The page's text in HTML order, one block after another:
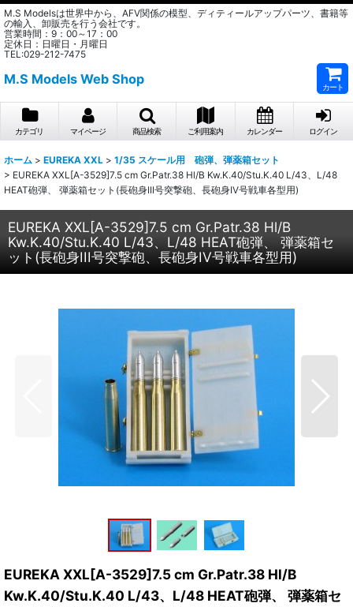
M.S Modelsは世界中から、AFV関係の模型、ディティールアップパーツ、書籍等
の輸入、卸販売を行う会社です。
営業時間：9：00～17：00
定休日：日曜日・月曜日
TEL:029-212-7475
M.S Models Web Shop
カート
カテゴリ マイページ 商品検索 ご利用案内 カレンダー ログイン
ホーム > EUREKA XXL > 1/35 スケール用 砲弾、弾薬箱セット
> EUREKA XXL[A-3529]7.5 cm Gr.Patr.38 Hl/B Kw.K.40/Stu.K.40 L/43、L/48
HEAT砲弾、 弾薬箱セット(長砲身III号突撃砲、長砲身IV号戦車各型用)
EUREKA XXL[A-3529]7.5 cm Gr.Patr.38 Hl/B
Kw.K.40/Stu.K.40 L/43、L/48 HEAT砲弾、 弾薬箱セ
ット(長砲身III号突撃砲、長砲身IV号戦車各型用)
EUREKA XXL[A-3529]7.5 cm Gr.Patr.38 Hl/B
Kw.K.40/Stu.K.40 L/43、L/48 HEAT砲弾、 弾薬箱セ